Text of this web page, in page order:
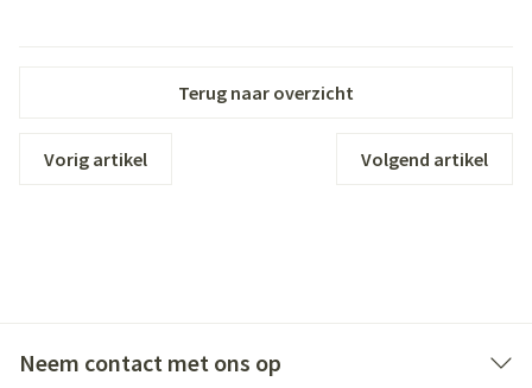
Terug naar overzicht
Vorig artikel Volgend artikel
Neem contact met ons op